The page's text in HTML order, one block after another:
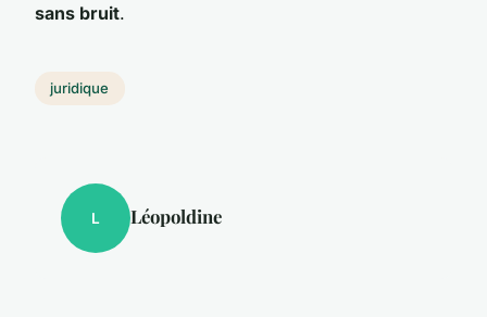
sans bruit.
juridique
L Léopoldine